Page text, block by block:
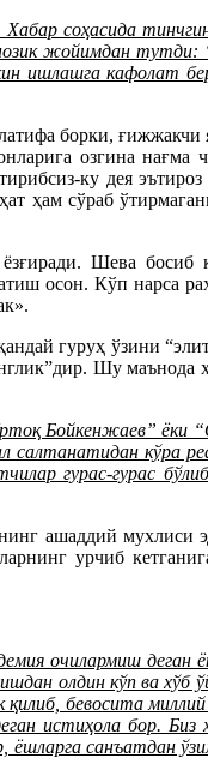
Хабар соҳасида
жойимдан
ишлашга кафолат
борки,
озгина нағма
ку дея
ҳам сўраб
Шева
осон. Кўп нарса
гуруҳ ўзини
Шу маънода
Бойкенжаев” ёки
салтанатидан кўра
гурас-гурас
ашаддий мухлиси
урчиб
очилармиш деган
олдин кўп ва хўб
қилиб, бевосита
истиҳола бор. Биз
санъатдан